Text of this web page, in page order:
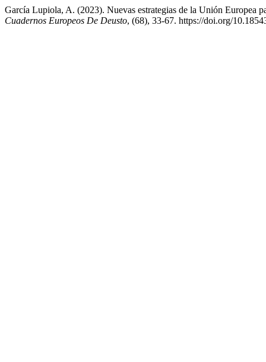
García Lupiola, A. (2023). Nuevas estrategias de la Unión Europea
Cuadernos Europeos De Deusto, (68), 33-67. https://doi.org/